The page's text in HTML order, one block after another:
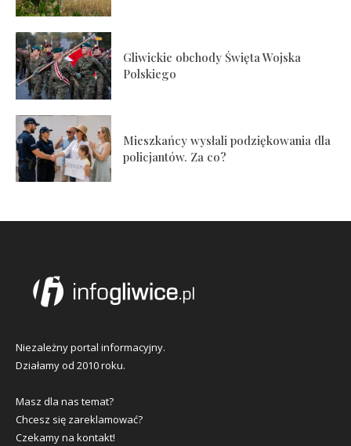
Gliwickie obchody Święta Wojska
Polskiego
Mieszkańcy wysłali podziękowania dla
policjantów. Za co?
Niezależny portal informacyjny.
Działamy od 2010 roku.
Masz dla nas temat?
Chcesz się zareklamować?
Czekamy na kontakt!